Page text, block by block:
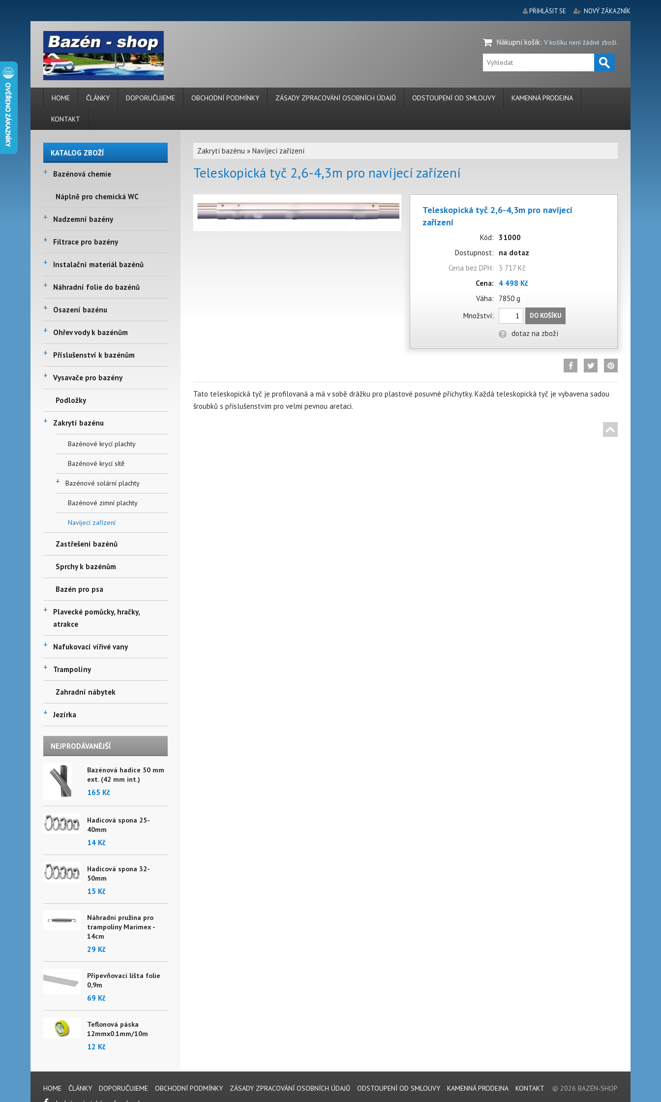
PŘIHLÁSIT SE NOVÝ ZÁKAZNÍK
Nákupní košík: V košíku není žádné zboží.
HOME ČLÁNKY DOPORUČUJEME OBCHODNÍ PODMÍNKY ZÁSADY ZPRACOVÁNÍ OSOBNÍCH ÚDAJŮ ODSTOUPENÍ OD SMLOUVY KAMENNÁ PRODEJNA
KONTAKT
KATALOG ZBOŽÍ
+ Bazénová chemie
Náplně pro chemická WC
+ Nadzemní bazény
+ Filtrace pro bazény
+ Instalační materiál bazénů
+ Náhradní folie do bazénů
+ Osazení bazénu
+ Ohřev vody k bazénům
+ Příslušenství k bazénům
+ Vysavače pro bazény
Podložky
+ Zakrytí bazénu
Bazénové krycí plachty
Bazénové krycí sítě
+ Bazénové solární plachty
Bazénové zimní plachty
Navíjecí zařízení
Zastřešení bazénů
Sprchy k bazénům
Bazén pro psa
+
Plavecké pomůcky, hračky,
atrakce
+ Nafukovací vířivé vany
+ Trampolíny
Zahradní nábytek
+ Jezírka
NEJPRODÁVANĚJŠÍ
Bazénová hadice 50 mm
ext. (42 mm int.)
165 Kč
Hadicová spona 25-
40mm
14 Kč
Hadicová spona 32-
50mm
15 Kč
Náhradní pružina pro
trampolíny Marimex -
14cm
29 Kč
Připevňovací lišta folie
0,9m
69 Kč
Teflonová páska
12mmx0.1mm/10m
12 Kč
Zakrytí bazénu » Navíjecí zařízení
Teleskopická tyč 2,6-4,3m pro navíjecí zařízení
Teleskopická tyč 2,6-4,3m pro navíjecí
zařízení
Kód:
31000
Dostupnost:
na dotaz
Cena bez DPH:
3 717 Kč
Cena:
4 498 Kč
Váha:
7850 g
Množství:
DO KOŠÍKU
dotaz na zboží
Tato teleskopická tyč je profilovaná a má v sobě drážku pro plastové posuvné příchytky. Každá teleskopická tyč je vybavena sadou
šroubků s příslušenstvím pro velmi pevnou aretaci.
HOME ČLÁNKY DOPORUČUJEME OBCHODNÍ PODMÍNKY ZÁSADY ZPRACOVÁNÍ OSOBNÍCH ÚDAJŮ ODSTOUPENÍ OD SMLOUVY KAMENNÁ PRODEJNA KONTAKT
© 2026 BAZÉN-SHOP